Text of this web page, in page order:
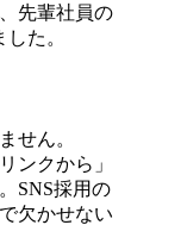
先輩社員の
た。
せん。
ンクから」
SNS採用の
欠かせない